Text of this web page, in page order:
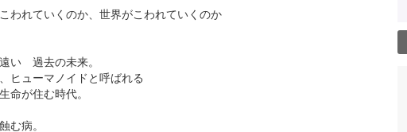
われていくのか、世界がこわれていくのか
い 過去の未来。
ヒューマノイドと呼ばれる
命が住む時代。
む病。